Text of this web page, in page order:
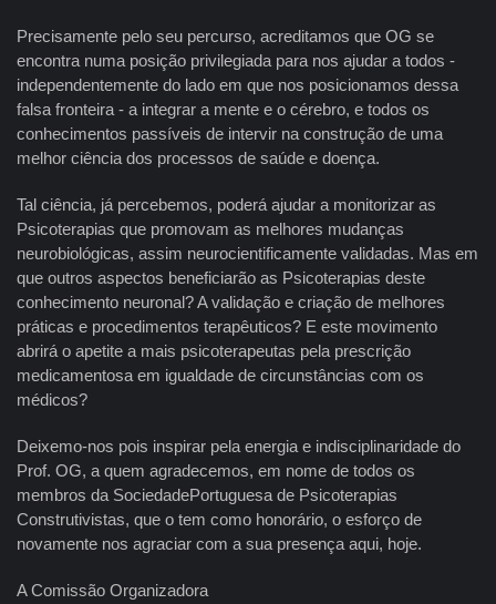
Precisamente pelo seu percurso, acreditamos que OG se
encontra numa posição privilegiada para nos ajudar a todos -
independentemente do lado em que nos posicionamos dessa
falsa fronteira - a integrar a mente e o cérebro, e todos os
conhecimentos passíveis de intervir na construção de uma
melhor ciência dos processos de saúde e doença.
Tal ciência, já percebemos, poderá ajudar a monitorizar as
Psicoterapias que promovam as melhores mudanças
neurobiológicas, assim neurocientificamente validadas. Mas em
que outros aspectos beneficiarão as Psicoterapias deste
conhecimento neuronal? A validação e criação de melhores
práticas e procedimentos terapêuticos? E este movimento
abrirá o apetite a mais psicoterapeutas pela prescrição
medicamentosa em igualdade de circunstâncias com os
médicos?
Deixemo-nos pois inspirar pela energia e indisciplinaridade do
Prof. OG, a quem agradecemos, em nome de todos os
membros da SociedadePortuguesa de Psicoterapias
Construtivistas, que o tem como honorário, o esforço de
novamente nos agraciar com a sua presença aqui, hoje.
A Comissão Organizadora